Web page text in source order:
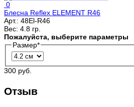
0
Блесна Reflex ELEMENT R46
Арт.: 48El-R46
Вес: 4.8 гр.
Пожалуйста, выберите параметры
Размер*
300 руб.
Отзыв